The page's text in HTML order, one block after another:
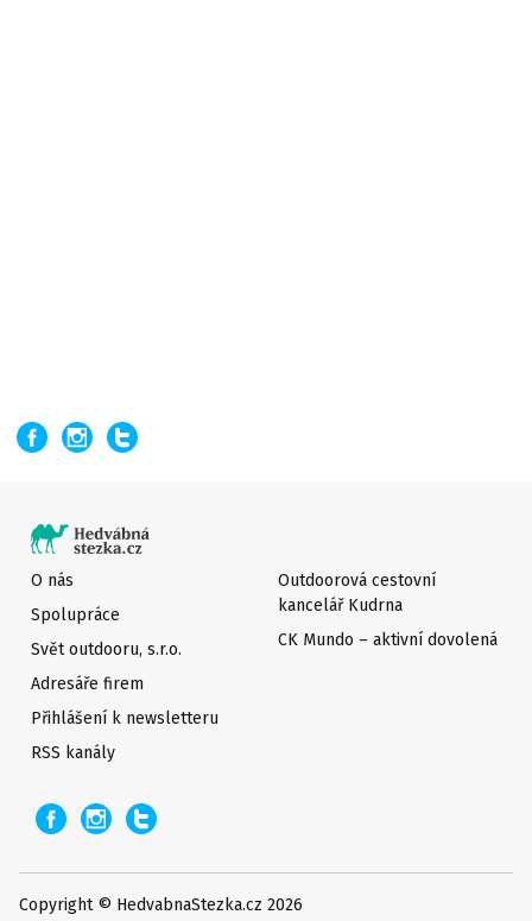
O nás
Spolupráce
Svět outdooru, s.r.o.
Adresáře firem
Přihlášení k newsletteru
Outdoorová cestovní
kancelář Kudrna
CK Mundo – aktivní dovolená
RSS kanály
Copyright © HedvabnaStezka.cz 2026